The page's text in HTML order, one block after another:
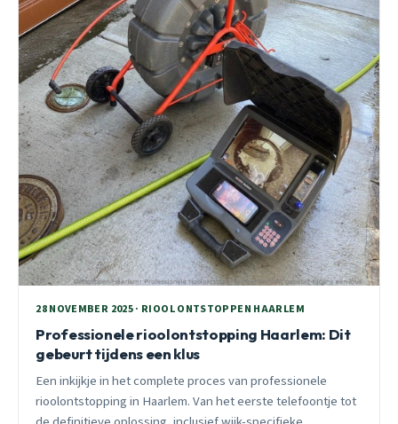
28 NOVEMBER 2025 · RIOOL ONTSTOPPEN HAARLEM
Professionele rioolontstopping Haarlem: Dit
gebeurt tijdens een klus
Een inkijkje in het complete proces van professionele
rioolontstopping in Haarlem. Van het eerste telefoontje tot